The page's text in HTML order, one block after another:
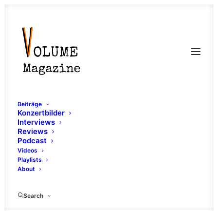
Beiträge
Konzertbilder
Interviews
Reviews
Podcast
Videos
Playlists
About
Search
Review: Who's Mary –